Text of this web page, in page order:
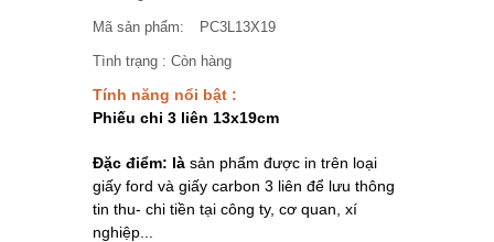
Mã sản phẩm: PC3L13X19
Tình trạng : Còn hàng
Tính năng nổi bật :
Phiếu chi 3 liên 13x19cm
Đặc điểm: là sản phẩm được in trên loại
giấy ford và giấy carbon 3 liên để lưu thông
tin thu- chi tiền tại công ty, cơ quan, xí
nghiệp...